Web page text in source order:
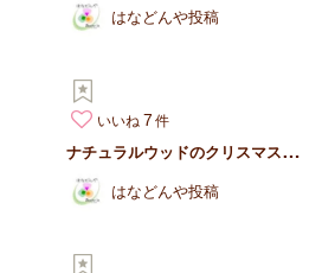
はなどんや投稿
いいね 7
ナ
チュラルウッドのクリスマスリース
はなどんや投稿